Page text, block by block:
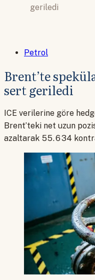
geriledi
Petrol
Brent’te
sert geriledi
ICE verilerine göre
Brent’teki net uzun
azaltarak 55.634